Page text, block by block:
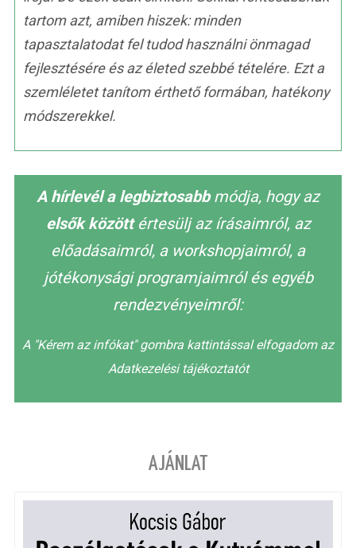
tartom azt, amiben hiszek: minden
tapasztalatodat fel tudod használni önmagad
fejlesztésére és az életed szebbé tételére. Ezt a
szemléletet tanítom érthető formában, hatékony
módszerekkel.
A hírlevél a legbiztosabbmódja, hogy az
elsők közöttértesülj az írásaimról, az
előadásaimról, a workshopjaimról, a
jótékonysági programjaimról és egyéb
rendezvényeimről:
A "Kérem az infókat" gombra kattintással elfogadom az
Adatkezelési tájékoztatót
AJÁNLAT